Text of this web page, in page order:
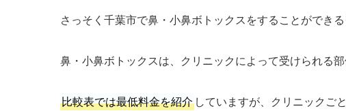
さっそく千葉市で鼻・小鼻ボトックスをすることができ
鼻・小鼻ボトックスは、クリニックによって受けられる
比較表では最低料金を紹介 していますが、クリニックご